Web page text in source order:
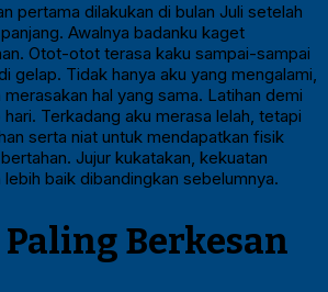
pertama dilakukan di bulan Juli setelah
Awalnya badanku kaget
Otot-otot terasa kaku sampai-sampai
gelap. Tidak hanya aku yang mengalami,
hal yang sama. Latihan demi
Terkadang aku merasa lelah, tetapi
serta niat untuk mendapatkan fisik
Jujur kukatakan, kekuatan
baik dibandingkan sebelumnya.
Berkesan